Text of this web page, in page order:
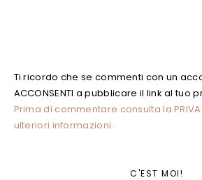
Ti ricordo che se commenti con un
ACCONSENTI a pubblicare il link al tuo
Prima di commentare consulta la
ulteriori informazioni.
C'EST MOI!